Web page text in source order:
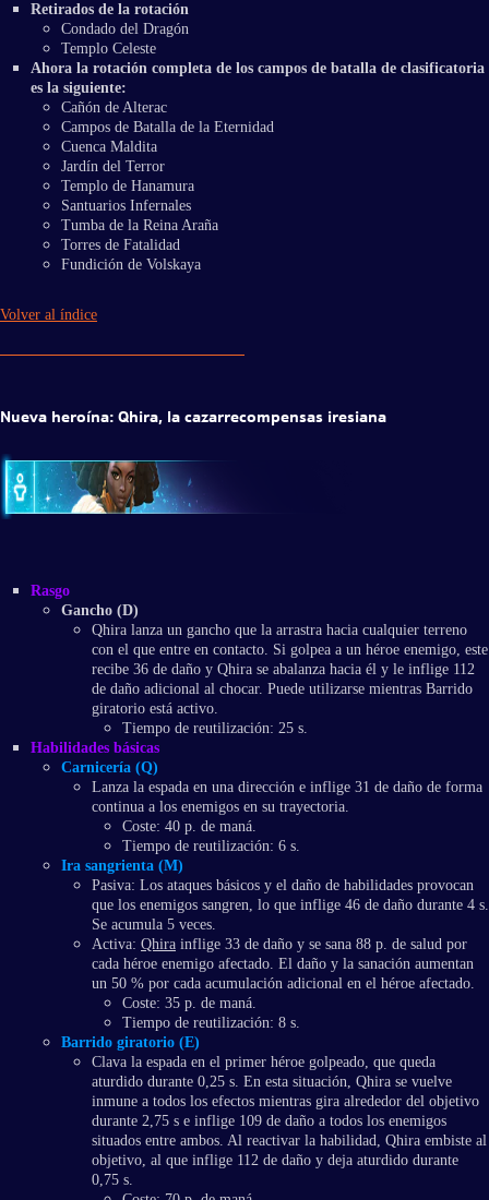
Retirados de la rotación
Condado del Dragón
Templo Celeste
Ahora la rotación completa de los campos de batalla de clasificatoria
es la siguiente:
Cañón de Alterac
Campos de Batalla de la Eternidad
Cuenca Maldita
Jardín del Terror
Templo de Hanamura
Santuarios Infernales
Tumba de la Reina Araña
Torres de Fatalidad
Fundición de Volskaya
Volver al índice
Nueva heroína: Qhira, la cazarrecompensas iresiana
Rasgo
Gancho (D)
Qhira lanza un gancho que la arrastra hacia cualquier terreno
con el que entre en contacto. Si golpea a un héroe enemigo, este
recibe 36 de daño y Qhira se abalanza hacia él y le inflige 112
de daño adicional al chocar. Puede utilizarse mientras Barrido
giratorio está activo.
Tiempo de reutilización: 25 s.
Habilidades básicas
Carnicería (Q)
Lanza la espada en una dirección e inflige 31 de daño de forma
continua a los enemigos en su trayectoria.
Coste: 40 p. de maná.
Tiempo de reutilización: 6 s.
Ira sangrienta (M)
Pasiva: Los ataques básicos y el daño de habilidades provocan
que los enemigos sangren, lo que inflige 46 de daño durante 4 s.
Se acumula 5 veces.
Activa: Qhira inflige 33 de daño y se sana 88 p. de salud por
cada héroe enemigo afectado. El daño y la sanación aumentan
un 50 % por cada acumulación adicional en el héroe afectado.
Coste: 35 p. de maná.
Tiempo de reutilización: 8 s.
Barrido giratorio (E)
Clava la espada en el primer héroe golpeado, que queda
aturdido durante 0,25 s. En esta situación, Qhira se vuelve
inmune a todos los efectos mientras gira alrededor del objetivo
durante 2,75 s e inflige 109 de daño a todos los enemigos
situados entre ambos. Al reactivar la habilidad, Qhira embiste al
objetivo, al que inflige 112 de daño y deja aturdido durante
0,75 s.